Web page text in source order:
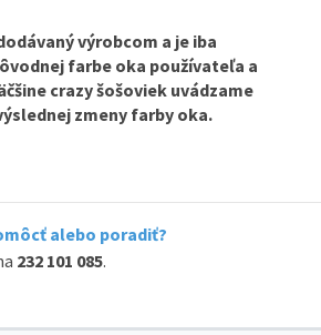
výrobcom a je iba
farbe oka používateľa a
crazy šošoviek uvádzame
zmeny farby oka.
alebo poradiť?
232 101 085.